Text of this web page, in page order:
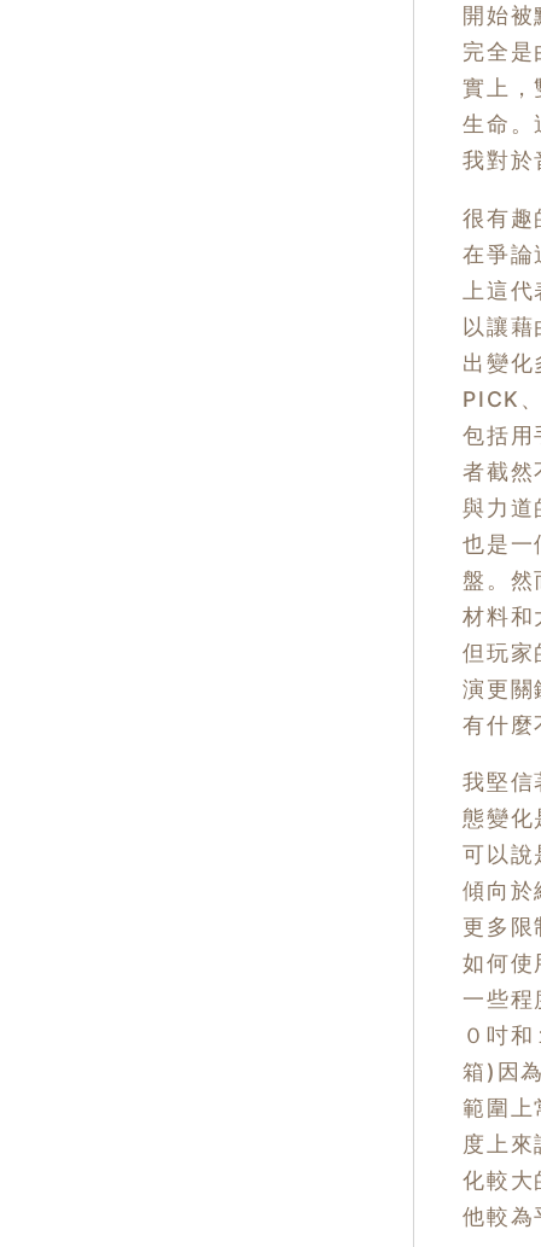
開始
完全是
實上
生命。
我對於
很有趣
在爭論
上這
以讓藉
出變化
PICK
包括用
者截然
與力道
也是一
盤。然
材料和
但玩家
演更關
有什麼
我堅信
態變化
可以說
傾向於
更多
如何使
一些程
０吋
箱)因
範圍上
度上
化較大
他較為